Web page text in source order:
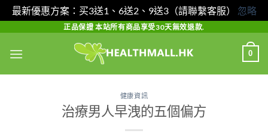
最新優惠方案：买3送1、6送2、9送3（請聯繫客服） 忽略
content
正品保證 本站所有商品享受30天無效退款.
0
健康資訊
治療男人早洩的五個偏方